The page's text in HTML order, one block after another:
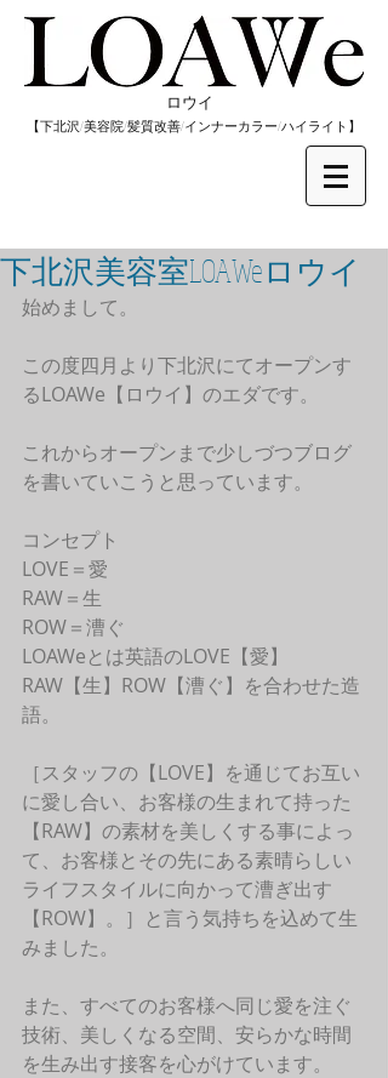
​ロウイ
​【下北沢/美容院/髪質改善/インナーカラー/​ハイライト】
下北沢美容室LOAWeロウイ
始めまして。
この度四月より下北沢にてオープンす
るLOAWe【ロウイ】のエダです。
これからオープンまで少しづつブログ
を書いていこうと思っています。
コンセプト
LOVE＝愛
RAW＝生
ROW＝漕ぐ
LOAWeとは英語のLOVE【愛】
RAW【生】ROW【漕ぐ】を合わせた造
語。
［スタッフの【LOVE】を通じてお互い
に愛し合い、お客様の生まれて持った
【RAW】の素材を美しくする事によっ
て、お客様とその先にある素晴らしい
ライフスタイルに向かって漕ぎ出す
【ROW】。］と言う気持ちを込めて生
みました。
また、すべてのお客様へ同じ愛を注ぐ
技術、美しくなる空間、安らかな時間
を生み出す接客を心がけています。